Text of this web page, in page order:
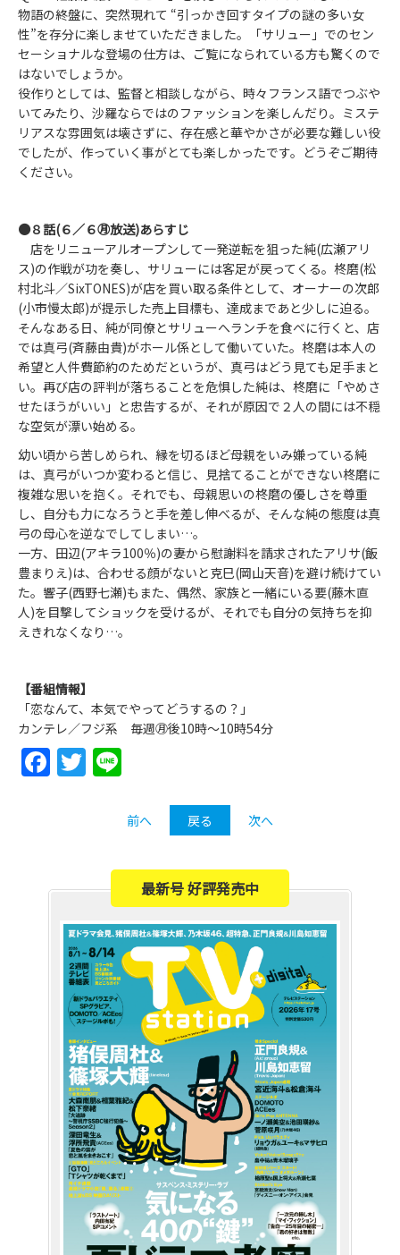
物語の終盤に、突然現れて “引っかき回すタイプの謎の多い女
性”を存分に楽しませていただきました。「サリュー」でのセン
セーショナルな登場の仕方は、ご覧になられている方も驚くので
はないでしょうか。
役作りとしては、監督と相談しながら、時々フランス語でつぶや
いてみたり、沙羅ならではのファッションを楽しんだり。ミステ
リアスな雰囲気は壊さずに、存在感と華やかさが必要な難しい役
でしたが、作っていく事がとても楽しかったです。どうぞご期待
ください。
●８話(６／６㊊放送)あらすじ
店をリニューアルオープンして一発逆転を狙った純(広瀬アリ
ス)の作戦が功を奏し、サリューには客足が戻ってくる。柊磨(松
村北斗／SixTONES)が店を買い取る条件として、オーナーの次郎
(小市慢太郎)が提示した売上目標も、達成まであと少しに迫る。
そんなある日、純が同僚とサリューへランチを食べに行くと、店
では真弓(斉藤由貴)がホール係として働いていた。柊磨は本人の
希望と人件費節約のためだというが、真弓はどう見ても足手まと
い。再び店の評判が落ちることを危惧した純は、柊磨に「やめさ
せたほうがいい」と忠告するが、それが原因で２人の間には不穏
な空気が漂い始める。
幼い頃から苦しめられ、縁を切るほど母親をいみ嫌っている純
は、真弓がいつか変わると信じ、見捨てることができない柊磨に
複雑な思いを抱く。それでも、母親思いの柊磨の優しさを尊重
し、自分も力になろうと手を差し伸べるが、そんな純の態度は真
弓の母心を逆なでしてしまい…。
一方、田辺(アキラ100％)の妻から慰謝料を請求されたアリサ(飯
豊まりえ)は、合わせる顔がないと克巳(岡山天音)を避け続けてい
た。響子(西野七瀬)もまた、偶然、家族と一緒にいる要(藤木直
人)を目撃してショックを受けるが、それでも自分の気持ちを抑
えきれなくなり…。
【番組情報】
「恋なんて、本気でやってどうするの？」
カンテレ／フジ系 毎週㊊後10時～10時54分
Facebook
Twitter
前へ 戻る 次へ
最新号 好評発売中